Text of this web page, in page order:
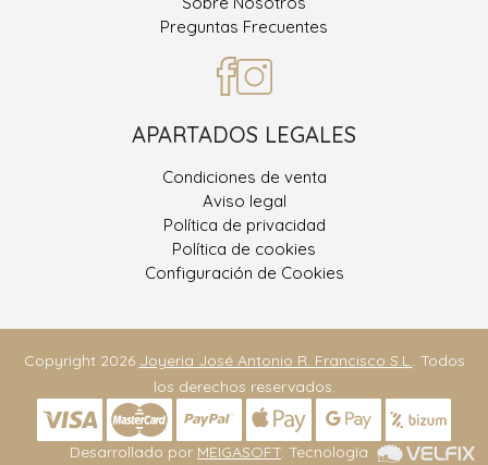
Preguntas Frecuentes
APARTADOS LEGALES
Condiciones de venta
Aviso legal
Política de privacidad
Política de cookies
Configuración de Cookies
Copyright 2026 Joyeria José Antonio R. Francisco S.L.. Todos
los derechos reservados.
Desarrollado por MEIGASOFT. Tecnología